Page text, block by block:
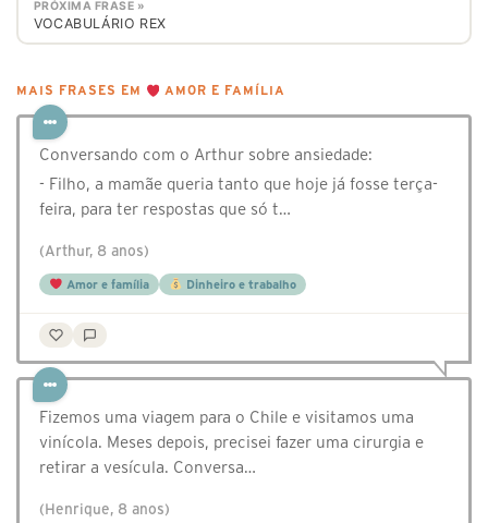
PRÓXIMA FRASE »
VOCABULÁRIO REX
MAIS FRASES EM AMOR E FAMÍLIA
Conversando com o Arthur sobre ansiedade:
- Filho, a mamãe queria tanto que hoje já fosse terça-
feira, para ter respostas que só t…
(Arthur, 8 anos)
Amor e família Dinheiro e trabalho
Fizemos uma viagem para o Chile e visitamos uma
vinícola. Meses depois, precisei fazer uma cirurgia e
retirar a vesícula. Conversa…
(Henrique, 8 anos)